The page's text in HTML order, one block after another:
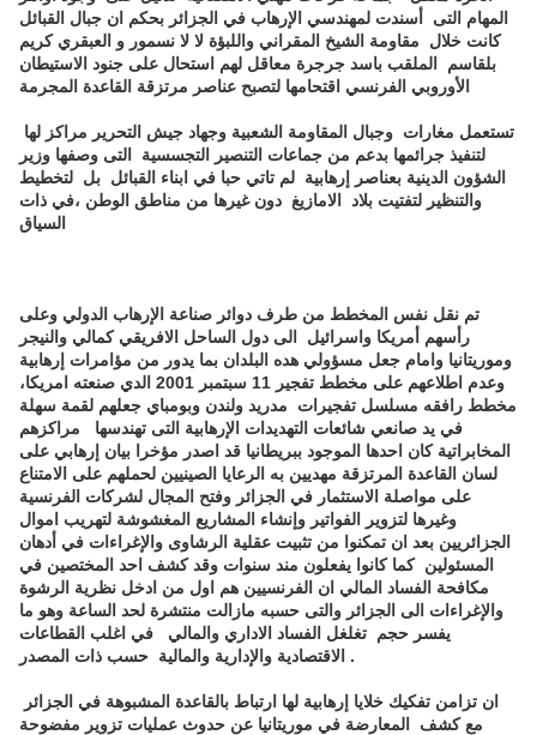
المهام التى أسندت لمهندسي الإرهاب في الجزائر بحكم ان جبال القبائل
كانت خلال مقاومة الشيخ المقراني واللبؤة لا لا نسمور و العبقري كريم
بلقاسم الملقب باسد جرجرة معاقل لهم استحال على جنود الاستيطان
الأوروبي الفرنسي اقتحامها لتصبح عناصر مرتزقة القاعدة المجرمة
تستعمل مغارات وجبال المقاومة الشعبية وجهاد جيش التحرير مراكز لها
لتنفيذ جرائمها بدعم من جماعات التنصير التجسسية التى وصفها وزير
الشؤون الدينية بعناصر إرهابية لم تاتي حبا في ابناء القبائل بل لتخطيط
والتنظير لتفتيت بلاد الامازيغ دون غيرها من مناطق الوطن ،في ذات
السياق
تم نقل نفس المخطط من طرف دوائر صناعة الإرهاب الدولي وعلى
رأسهم أمريكا واسرائيل الى دول الساحل الافريقي كمالي والنيجر
وموريتانيا وامام جعل مسؤولي هده البلدان بما يدور من مؤامرات إرهابية
وعدم اطلاعهم على مخطط تفجير 11 سبتمبر 2001 الدي صنعته امريكا،
مخطط رافقه مسلسل تفجيرات مدريد ولندن وبومباي جعلهم لقمة سهلة
في يد صانعي شائعات التهديدات الإرهابية التى تهندسها مراكزهم
المخابراتية كان احدها الموجود ببريطانيا قد اصدر مؤخرا بيان إرهابي على
لسان القاعدة المرتزقة مهديين به الرعايا الصينيين لحملهم على الامتناع
على مواصلة الاستثمار في الجزائر وفتح المجال لشركات الفرنسية
وغيرها لتزوير الفواتير وإنشاء المشاريع المغشوشة لتهريب اموال
الجزائريين بعد ان تمكنوا من تثبيت عقلية الرشاوى والإغراءات في أدهان
المسئولين كما كانوا يفعلون مند سنوات وقد كشف احد المختصين في
مكافحة الفساد المالي ان الفرنسيين هم اول من ادخل نظرية الرشوة
والإغراءات الى الجزائر والتى حسبه مازالت منتشرة لحد الساعة وهو ما
يفسر حجم تغلغل الفساد الاداري والمالي في اغلب القطاعات
الاقتصادية والإدارية والمالية حسب ذات المصدر .
مع كشف المعارضة في موريتانيا عن حدوث عمليات تزوير مفضوحة